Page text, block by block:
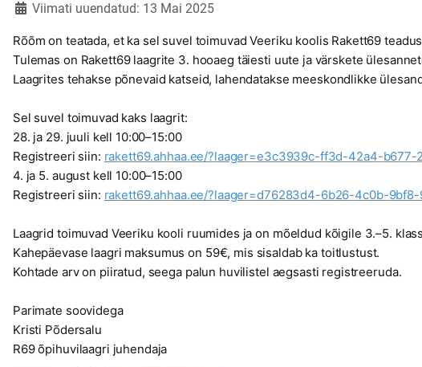
Viimati uuendatud: 13 Mai 2025
Rõõm on teatada, et ka sel suvel toimuvad Veeriku koolis Rakett69
Tulemas on Rakett69 laagrite 3. hooaeg täiesti uute ja värskete
Laagrites tehakse põnevaid katseid, lahendatakse meeskondlikke
Sel suvel toimuvad kaks laagrit:
28. ja 29. juuli kell 10:00–15:00
Registreeri siin: rakett69.ahhaa.ee/?laager=e3c3939c-ff3d-42a4-b677-
4. ja 5. august kell 10:00–15:00
Registreeri siin: rakett69.ahhaa.ee/?laager=d76283d4-6b26-4c0b-
Laagrid toimuvad Veeriku kooli ruumides ja on mõeldud kõigile 3.–5.
Kahepäevase laagri maksumus on 59€, mis sisaldab ka toitlustust.
Kohtade arv on piiratud, seega palun huvilistel aegsasti registreeruda.
Parimate soovidega
Kristi Põdersalu
R69 õpihuvilaagri juhendaja